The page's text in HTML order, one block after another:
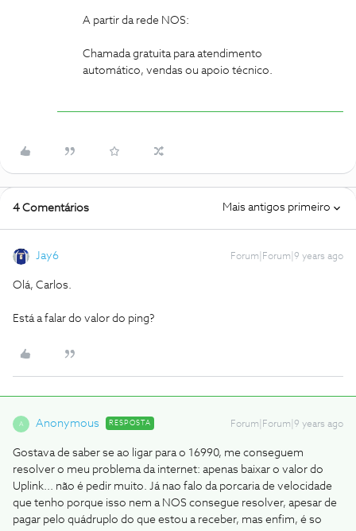
A partir da rede NOS:
Chamada gratuita para atendimento
automático, vendas ou apoio técnico.
4 Comentários Mais antigos primeiro
Jay6 Forum|Forum|9 years ago
Olá, Carlos.
Está a falar do valor do ping?
A Anonymous RESPOSTA Forum|Forum|9 years ago
Gostava de saber se ao ligar para o 16990, me conseguem
resolver o meu problema da internet: apenas baixar o valor do
Uplink... não é pedir muito. Já nao falo da porcaria de velocidade
que tenho porque isso nem a NOS consegue resolver, apesar de
pagar pelo quádruplo do que estou a receber, mas enfim, é so